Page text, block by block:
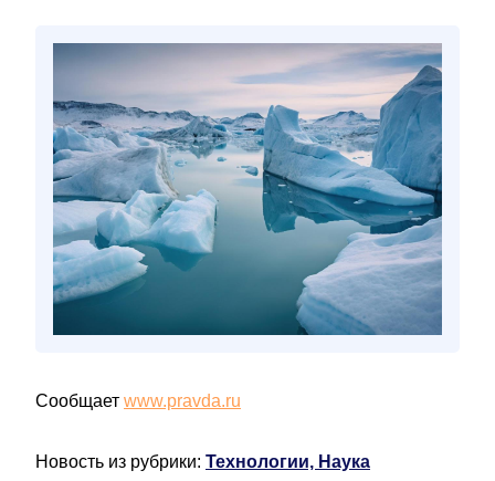
Сообщает www.pravda.ru
Новость из рубрики: Технологии, Наука